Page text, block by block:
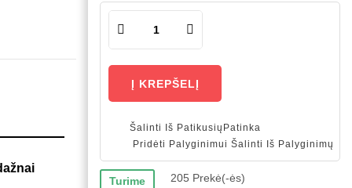
Į KREPŠELĮ
Šalinti Iš Patikusių Patinka
Pridėti Palyginimui Šalinti Iš Palyginimų
Turime 205 Prekė(-ės)